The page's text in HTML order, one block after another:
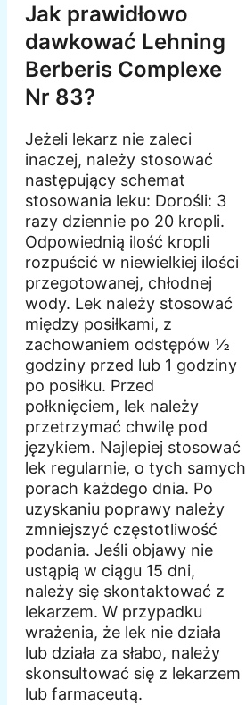
Jak prawidłowo
dawkować Lehning
Berberis Complexe
Nr 83?
Jeżeli lekarz nie zaleci
inaczej, należy stosować
następujący schemat
stosowania leku: Dorośli: 3
razy dziennie po 20 kropli.
Odpowiednią ilość kropli
rozpuścić w niewielkiej ilości
przegotowanej, chłodnej
wody. Lek należy stosować
między posiłkami, z
zachowaniem odstępów ½
godziny przed lub 1 godziny
po posiłku. Przed
połknięciem, lek należy
przetrzymać chwilę pod
językiem. Najlepiej stosować
lek regularnie, o tych samych
porach każdego dnia. Po
uzyskaniu poprawy należy
zmniejszyć częstotliwość
podania. Jeśli objawy nie
ustąpią w ciągu 15 dni,
należy się skontaktować z
lekarzem. W przypadku
wrażenia, że lek nie działa
lub działa za słabo, należy
skonsultować się z lekarzem
lub farmaceutą.